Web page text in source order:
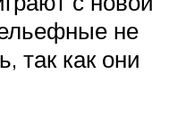
не
так как они